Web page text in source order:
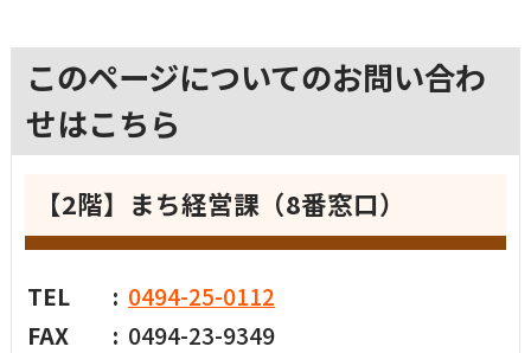
横瀬町公式note
暮らしの便利帳「わかる」
自治体間連携
このページについてのお問い合わ
せはこちら
【2階】まち経営課（8番窓口）
TEL
0494-25-0112
FAX
0494-23-9349